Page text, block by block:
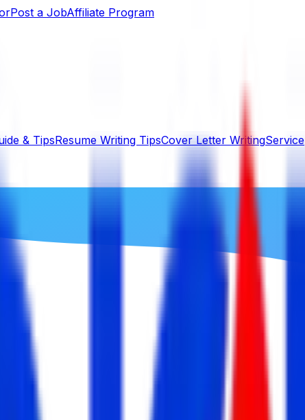
Post a JobAffiliate Program
& TipsResume Writing TipsCover Letter WritingService